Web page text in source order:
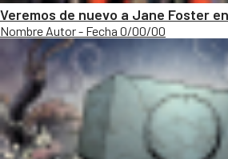
Veremos de nuevo a Jane Foster
Nombre Autor - Fecha 0/00/00